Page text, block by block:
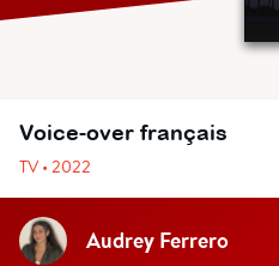
Voice-over français
TV • 2022
Audrey Ferrero